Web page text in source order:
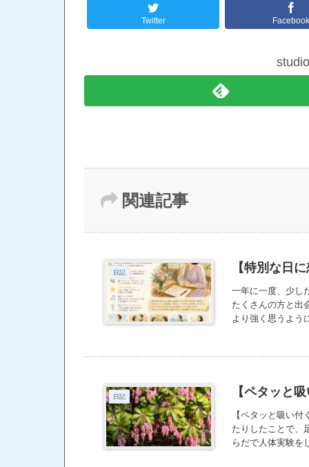
Twitter Facebook
関連記事
日記 【特別な日
一年に一度、少し
たくさんの方と出
より強く思うよう
日記 【ペタッと
【ペタッと吸い
たりしたことで、
らだで人体実験を